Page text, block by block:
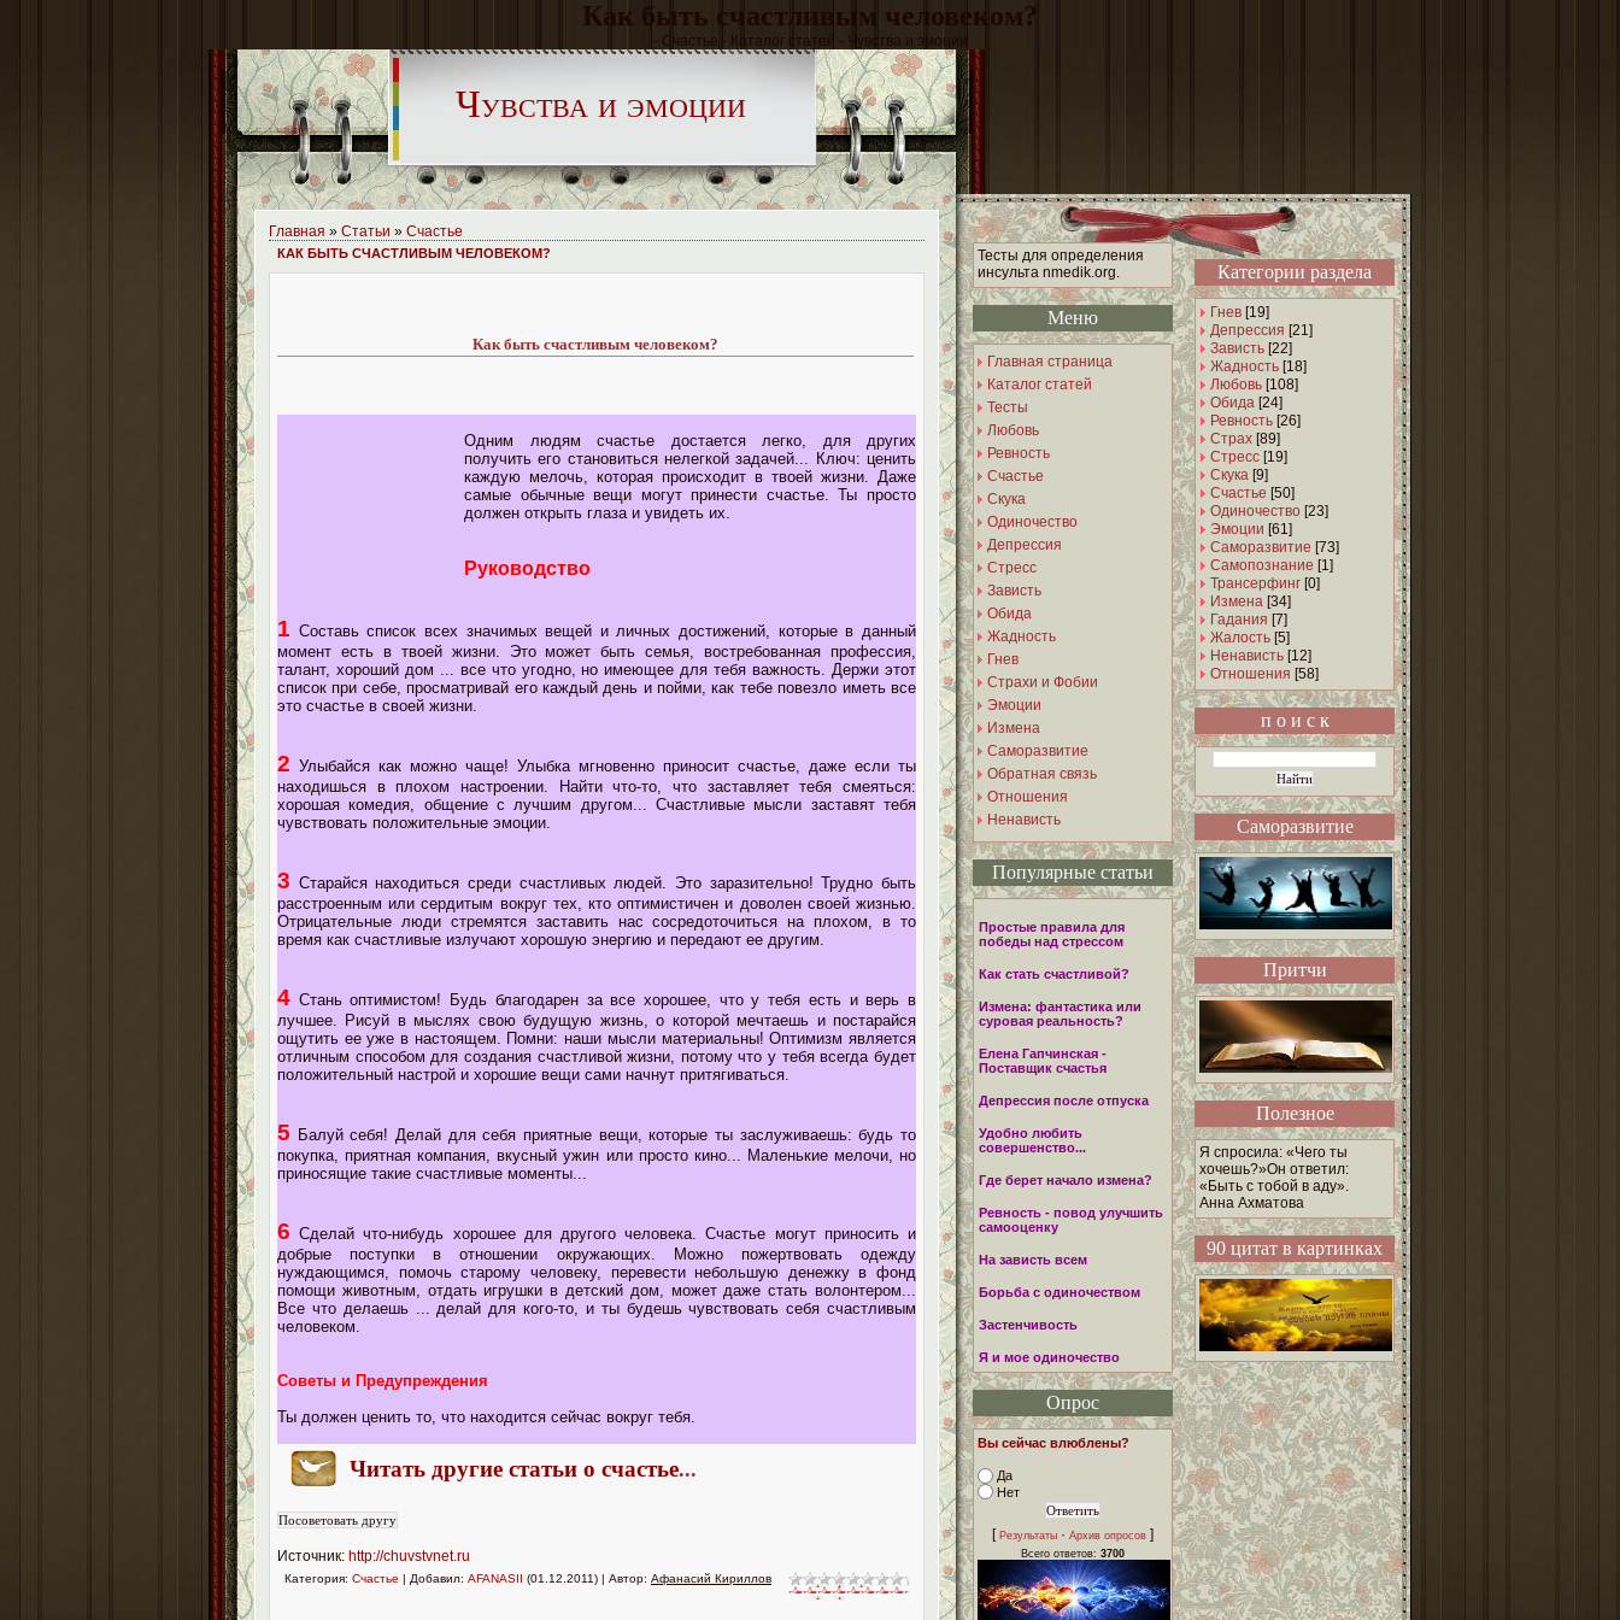
Как быть счастливым человеком?
- Счастье - Каталог статей - Чувства и эмоции
Чувства и эмоции
Главная » Статьи » Счастье
КАК БЫТЬ СЧАСТЛИВЫМ ЧЕЛОВЕКОМ?
Как быть счастливым человеком?
Одним людям счастье достается легко, для других
получить его становиться нелегкой задачей... Ключ: ценить
каждую мелочь, которая происходит в твоей жизни. Даже
самые обычные вещи могут принести счастье. Ты просто
должен открыть глаза и увидеть их.
Руководство
1 Составь список всех значимых вещей и личных достижений, которые в данный
момент есть в твоей жизни. Это может быть семья, востребованная профессия,
талант, хороший дом ... все что угодно, но имеющее для тебя важность. Держи этот
список при себе, просматривай его каждый день и пойми, как тебе повезло иметь все
это счастье в своей жизни.
2 Улыбайся как можно чаще! Улыбка мгновенно приносит счастье, даже если ты
находишься в плохом настроении. Найти что-то, что заставляет тебя смеяться:
хорошая комедия, общение с лучшим другом... Счастливые мысли заставят тебя
чувствовать положительные эмоции.
3 Старайся находиться среди счастливых людей. Это заразительно! Трудно быть
расстроенным или сердитым вокруг тех, кто оптимистичен и доволен своей жизнью.
Отрицательные люди стремятся заставить нас сосредоточиться на плохом, в то
время как счастливые излучают хорошую энергию и передают ее другим.
4 Стань оптимистом! Будь благодарен за все хорошее, что у тебя есть и верь в
лучшее. Рисуй в мыслях свою будущую жизнь, о которой мечтаешь и постарайся
ощутить ее уже в настоящем. Помни: наши мысли материальны! Оптимизм является
отличным способом для создания счастливой жизни, потому что у тебя всегда будет
положительный настрой и хорошие вещи сами начнут притягиваться.
5 Балуй себя! Делай для себя приятные вещи, которые ты заслуживаешь: будь то
покупка, приятная компания, вкусный ужин или просто кино... Маленькие мелочи, но
приносящие такие счастливые моменты...
6 Сделай что-нибудь хорошее для другого человека. Счастье могут приносить и
добрые поступки в отношении окружающих. Можно пожертвовать одежду
нуждающимся, помочь старому человеку, перевести небольшую денежку в фонд
помощи животным, отдать игрушки в детский дом, может даже стать волонтером...
Все что делаешь ... делай для кого-то, и ты будешь чувствовать себя счастливым
человеком.
Советы и Предупреждения
Ты должен ценить то, что находится сейчас вокруг тебя.
Читать другие статьи о счастье...
Источник: http://chuvstvnet.ru
Категория: Счастье | Добавил: AFANASII (01.12.2011) | Автор: Афанасий Кириллов
Тесты для определения
инсульта nmedik.org.
Меню
Главная страница
Каталог статей
Тесты
Любовь
Ревность
Счастье
Скука
Одиночество
Депрессия
Стресс
Зависть
Обида
Жадность
Гнев
Страхи и Фобии
Эмоции
Измена
Саморазвитие
Обратная связь
Отношения
Ненависть
Популярные статьи
Простые правила для
победы над стрессом
Как стать счастливой?
Измена: фантастика или
суровая реальность?
Елена Гапчинская -
Поставщик счастья
Депрессия после отпуска
Удобно любить
совершенство...
Где берет начало измена?
Ревность - повод улучшить
самооценку
На зависть всем
Борьба с одиночеством
Застенчивость
Я и мое одиночество
Опрос
Вы сейчас влюблены?
Да
Нет
[ Результаты · Архив опросов ]
Всего ответов: 3700
Категории раздела
Гнев [19]
Депрессия [21]
Зависть [22]
Жадность [18]
Любовь [108]
Обида [24]
Ревность [26]
Страх [89]
Стресс [19]
Скука [9]
Счастье [50]
Одиночество [23]
Эмоции [61]
Саморазвитие [73]
Самопознание [1]
Трансерфинг [0]
Измена [34]
Гадания [7]
Жалость [5]
Ненависть [12]
Отношения [58]
п о и с к
Саморазвитие
Притчи
Полезное
Я спросила: «Чего ты
хочешь?»Он ответил:
«Быть с тобой в аду».
Анна Ахматова
90 цитат в картинках